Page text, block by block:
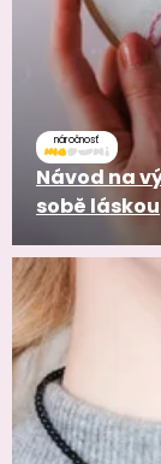
náročnosť
Návod na
sobě láskou